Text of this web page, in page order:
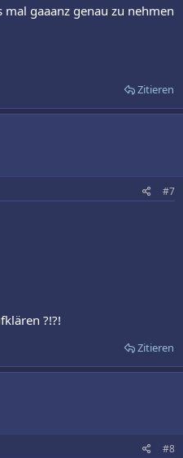
gaaanz genau zu nehmen
Zitieren
#7
?!?!
Zitieren
#8